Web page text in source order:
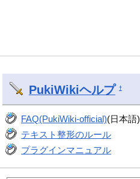
PukiWikiヘルプ †
FAQ(PukiWiki-official)(日本語)
テキスト整形のルール
プラグインマニュアル